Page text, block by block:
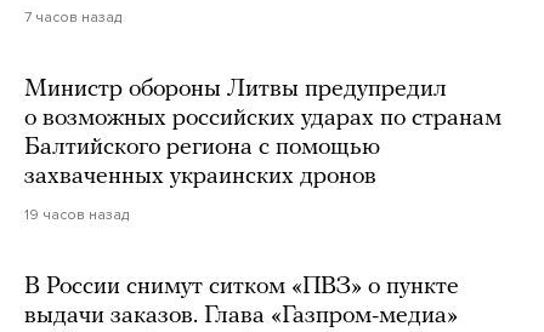
7 часов назад
Министр обороны Литвы предупредил
о возможных российских ударах по странам
Балтийского региона с помощью
захваченных украинских дронов
19 часов назад
В России снимут ситком «ПВЗ» о пункте
выдачи заказов. Глава «Газпром-медиа»